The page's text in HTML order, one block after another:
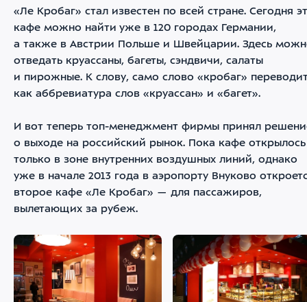
«Ле Кробаг» стал известен по всей стране. Сегодня
кафе можно найти уже в 120 городах Германии,
а также в Австрии Польше и Швейцарии. Здесь
отведать круассаны, багеты, сэндвичи, салаты
и пирожные. К слову, само слово «кробаг»
как аббревиатура слов «круассан» и «багет».
И вот теперь топ-менеджмент фирмы принял
о выходе на российский рынок. Пока кафе открылось
только в зоне внутренних воздушных линий, однако
уже в начале 2013 года в аэропорту Внуково
второе кафе «Ле Кробаг» — для пассажиров,
вылетающих за рубеж.